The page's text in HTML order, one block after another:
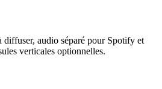
diffuser, audio séparé pour Spotify et
verticales optionnelles.